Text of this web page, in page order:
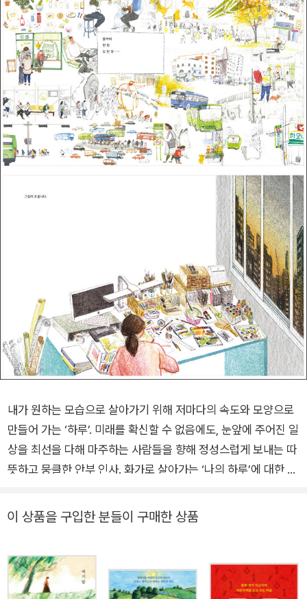
내가 원하는 모습으로 살아가기 위해 저마다의 속도와 모양으로
만들어 가는 ‘하루’. 미래를 확신할 수 없음에도, 눈앞에 주어진 일
상을 최선을 다해 마주하는 사람들을 향해 정성스럽게 보내는 따
뜻하고 뭉클한 안부 인사. 화가로 살아가는 ‘나의 하루’에 대한 자
기도 하고 빨리 그리기도 하고 신이 나서 그리기도 하고 어떤 날
갑니다. 지하철을 타러 가는 길이었네요. 출근길 지하철역은 늘
붐빕니다. 그래도 풍경 사진 찍을 여유는 있죠. 하나둘 문을 여는
이 상품을 구입한 분들이 구매한 상품